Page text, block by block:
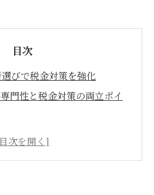
目次
びで税金対策を強化
門性と税金対策の両立ポイ